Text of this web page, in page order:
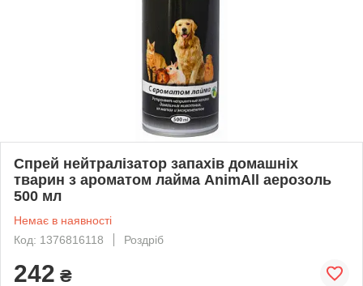
Спрей нейтралізатор запахів домашніх
тварин з ароматом лайма AnimAll аерозоль
500 мл
Немає в наявності
Код: 1376816118
Роздріб
242 ₴